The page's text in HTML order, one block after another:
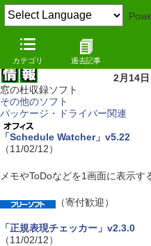
カテゴリ 過去記事
2月14日
窓の杜収録ソフト
その他のソフト
パッケージ・ドライバー関連
「Schedule Watcher」v5.22
（11/02/12）
メモやToDoなどを1画面に表示す
（寄付歓迎）
「正規表現チェッカー」v2.3.0
（11/02/12）